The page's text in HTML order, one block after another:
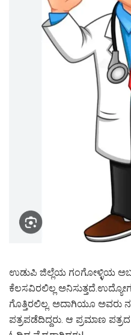
ಉಡುಪಿ ಜಿಲ್ಲೆಯ ಗಂಗೋಳ್ಳಿಯ
ಕೆಲಸವಿರಲಿಲ್ಲ
ಗೊತ್ತಿರಲಿಲ್ಲ. ಅದಾಗಿಯೂ ಅವರು
ಪತ್ರಪಡೆದಿದ್ದರು. ಆ ಪ್ರಮಾಣ